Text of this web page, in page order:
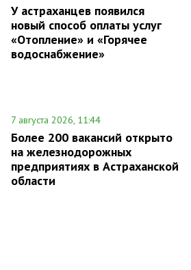
У астраханцев появился
новый способ оплаты услуг
«Отопление» и «Горячее
водоснабжение»
7 августа 2026, 11:44
Более 200 вакансий открыто
на железнодорожных
предприятиях в Астраханской
области